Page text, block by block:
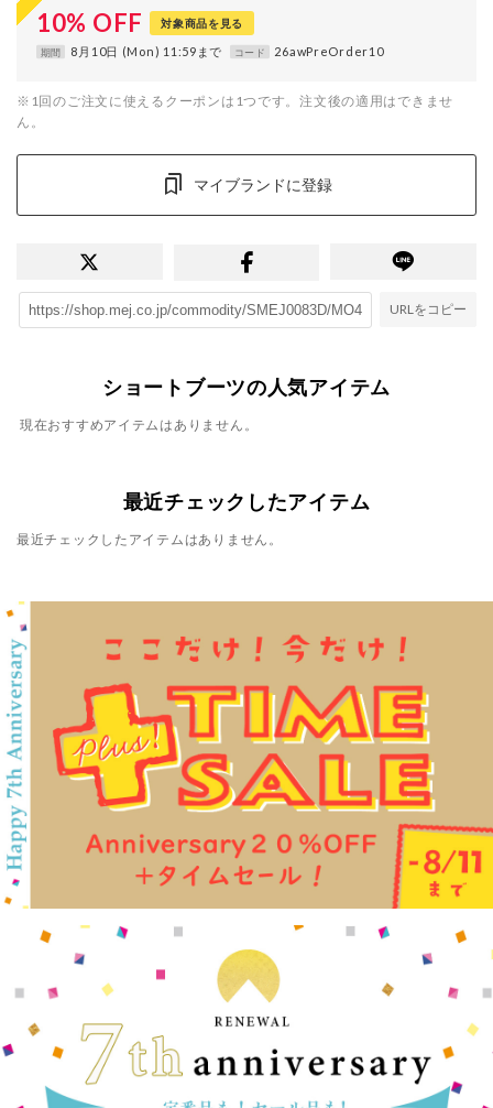
10% OFF 対象商品を見る
期間 8月10日 (Mon) 11:59まで コード 26awPreOrder10
※1回のご注文に使えるクーポンは1つです。注文後の適用はできませ
ん。
マイブランドに登録
URLをコピー
ショートブーツの人気アイテム
現在おすすめアイテムはありません。
最近チェックしたアイテム
最近チェックしたアイテムはありません。